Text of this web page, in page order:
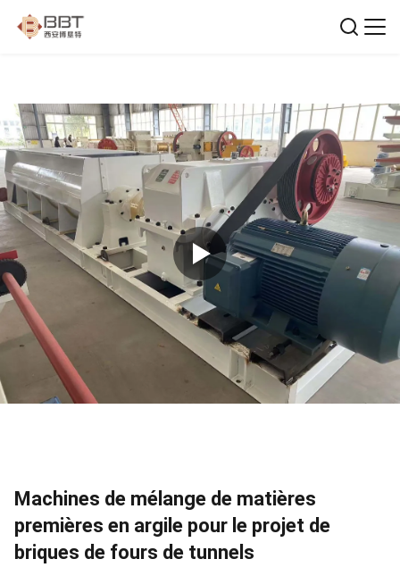
Machines de mélange de matières
premières en argile pour le projet de
briques de fours de tunnels